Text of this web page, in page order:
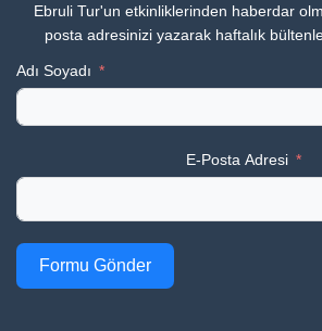
Ebruli Tur'un etkinliklerinden haberdar
posta adresinizi yazarak haftalık
Adı Soyadı
E-Posta Adresi
Formu Gönder